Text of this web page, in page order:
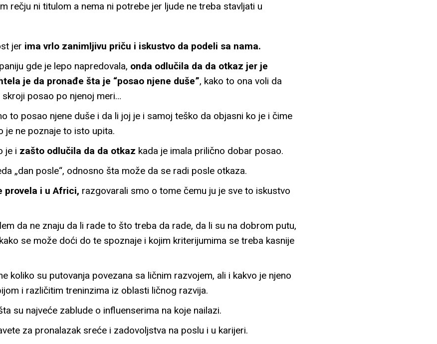
rečju ni titulom a nema ni potrebe jer ljude ne treba stavljati u
jer ima vrlo zanimljivu priču i iskustvo da podeli sa nama.
gde je lepo napredovala, onda odlučila da da otkaz jer je
je da pronađe šta je “posao njene duše”, kako to ona voli da
skroji posao po njenoj meri…
to posao njene duše i da li joj je i samoj teško da objasni ko je i čime
je ne poznaje to isto upita.
je i zašto odlučila da da otkaz kada je imala prilično dobar posao.
„dan posle“, odnosno šta može da se radi posle otkaza.
provela i u Africi, razgovarali smo o tome čemu ju je sve to iskustvo
da ne znaju da li rade to što treba da rade, da li su na dobrom putu,
se može doći do te spoznaje i kojim kriterijumima se treba kasnije
koliko su putovanja povezana sa ličnim razvojem, ali i kakvo je njeno
i različitim treninzima iz oblasti ličnog razvija.
su najveće zablude o influenserima na koje nailazi.
za pronalazak sreće i zadovoljstva na poslu i u karijeri.